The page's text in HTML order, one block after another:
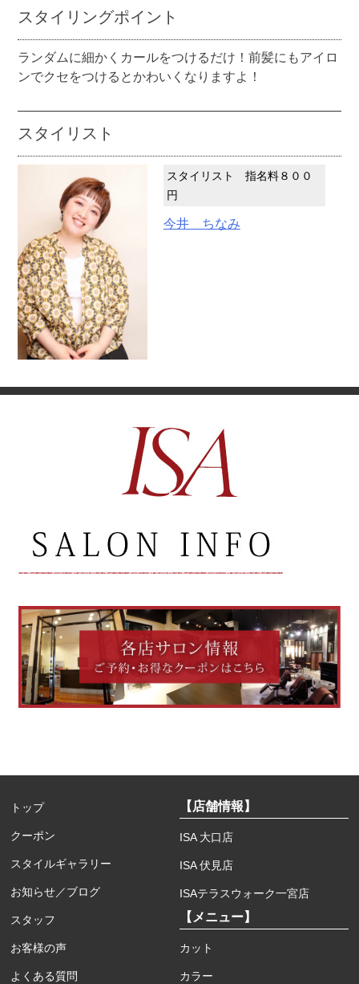
スタイリングポイント
ランダムに細かくカールをつけるだけ！前髪にもアイロ
ンでクセをつけるとかわいくなりますよ！
スタイリスト
スタイリスト 指名料８００
円
今井 ちなみ
トップ
クーポン
スタイルギャラリー
お知らせ／ブログ
スタッフ
お客様の声
よくある質問
【店舗情報】
ISA 大口店
ISA 伏見店
ISAテラスウォーク一宮店
【メニュー】
カット
カラー